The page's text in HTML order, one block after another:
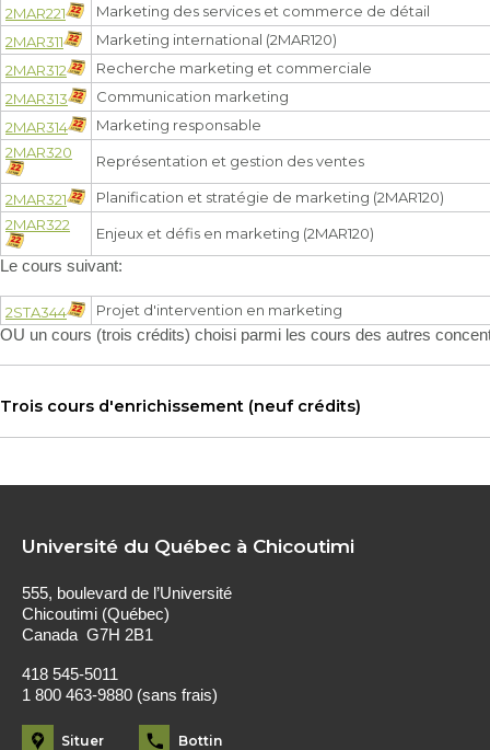
2MAR221
Marketing des services et commerce de détail
2MAR311
Marketing international (2MAR120)
2MAR312
Recherche marketing et commerciale
2MAR313
Communication marketing
2MAR314
Marketing responsable
2MAR320
Représentation et gestion des ventes
2MAR321
Planification et stratégie de marketing (2MAR120)
2MAR322
Enjeux et défis en marketing (2MAR120)
Le cours suivant:
2STA344
Projet d'intervention en marketing
OU un cours (trois crédits) choisi parmi les cours des autres
Trois cours d'enrichissement (neuf crédits)
Université du Québec à Chicoutimi
555, boulevard de l’Université
Chicoutimi (Québec)
Canada G7H 2B1
418 545-5011
1 800 463-9880 (sans frais)
Situer Bottin